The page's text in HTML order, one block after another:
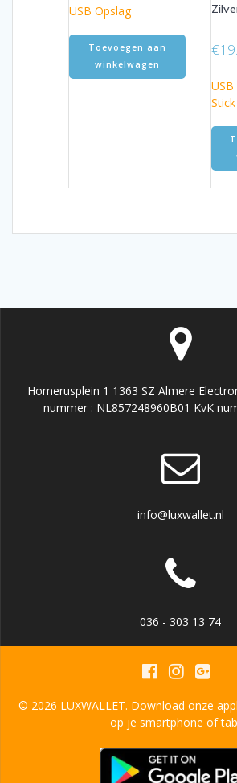
USB Opslag
Toevoegen aan
winkelwagen
€
Homerusplein 1 1363 SZ Almere
nummer : NL857248960B01 KvK
info@luxwallet.nl
036 - 303 13 74
© 2026 LUXWALLET. Download onze
op je smartphone of